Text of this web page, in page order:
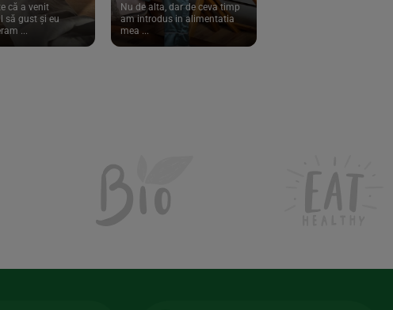
că a venit
să gust și eu
...
Nu de alta, dar de ceva timp
am introdus in alimentatia
mea ...